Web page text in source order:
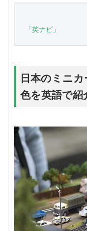
「英ナビ」
日本のミニ
色を英語で紹